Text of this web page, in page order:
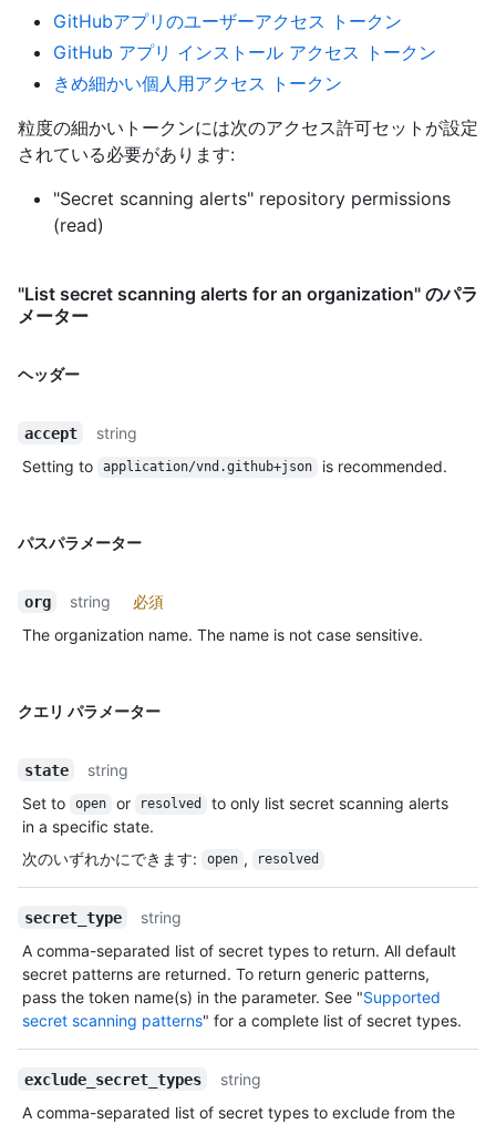
GitHubアプリのユーザーアクセス トークン
GitHub アプリ インストール アクセス トークン
きめ細かい個人用アクセス トークン
粒度の細かいトークンには次のアクセス許可セットが設定
されている必要があります:
"Secret scanning alerts" repository permissions
(read)
"List secret scanning alerts for an organization" のパラ
メーター
ヘッダー
accept
string
Setting to
application/vnd.github+json is recommended.
パスパラメーター
org string
必須
The organization name. The name is not case sensitive.
クエリ パラメーター
state
string
Set to
open or resolved
to only list secret scanning alerts
in a specific state.
次のいずれかにできます: open , resolved
secret_type
string
A comma-separated list of secret types to return. All default
secret patterns are returned. To return generic patterns,
pass the token name(s) in the parameter. See "Supported
secret scanning patterns" for a complete list of secret types.
exclude_secret_types
string
A comma-separated list of secret types to exclude from the